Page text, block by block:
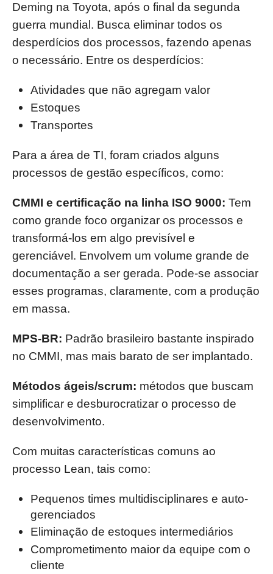
Deming na Toyota, após o final da segunda
guerra mundial. Busca eliminar todos os
desperdícios dos processos, fazendo apenas
o necessário. Entre os desperdícios:
Atividades que não agregam valor
Estoques
Transportes
Para a área de TI, foram criados alguns
processos de gestão específicos, como:
CMMI e certificação na linha ISO 9000: Tem
como grande foco organizar os processos e
transformá-los em algo previsível e
gerenciável. Envolvem um volume grande de
documentação a ser gerada. Pode-se associar
esses programas, claramente, com a produção
em massa.
MPS-BR: Padrão brasileiro bastante inspirado
no CMMI, mas mais barato de ser implantado.
Métodos ágeis/scrum: métodos que buscam
simplificar e desburocratizar o processo de
desenvolvimento.
Com muitas características comuns ao
processo Lean, tais como:
Pequenos times multidisciplinares e auto-
gerenciados
Eliminação de estoques intermediários
Comprometimento maior da equipe com o
cliente